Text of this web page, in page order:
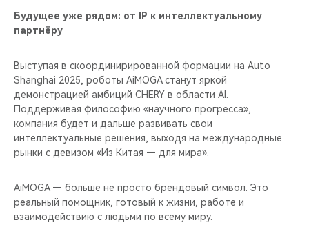
Будущее уже рядом: от IP к интеллектуальному
партнёру
Выступая в скоординирированной формации на Auto
Shanghai 2025, роботы AiMOGA станут яркой
демонстрацией амбиций CHERY в области AI.
Поддерживая философию «научного прогресса»,
компания будет и дальше развивать свои
интеллектуальные решения, выходя на международные
рынки с девизом «Из Китая — для мира».
AiMOGA — больше не просто брендовый символ. Это
реальный помощник, готовый к жизни, работе и
взаимодействию с людьми по всему миру.